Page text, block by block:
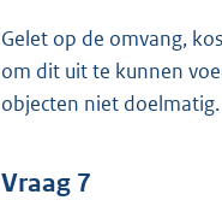
Gelet op de omvang,
om dit uit te kunnen
objecten niet doelmatig.
Vraag 7